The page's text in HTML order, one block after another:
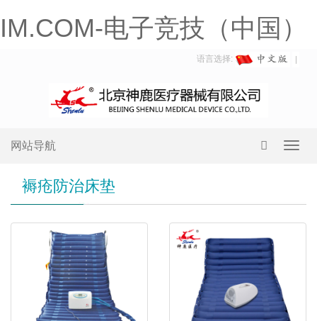
IM.COM-电子竞技（中国）
语言选择:
网站导航
褥疮防治床垫